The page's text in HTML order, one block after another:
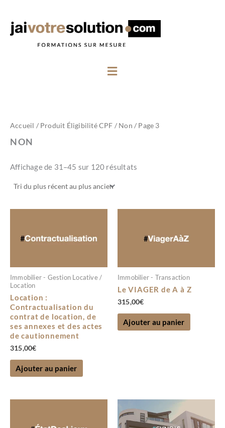
contenu
Menu
Accueil / Produit Éligibilité CPF / Non / Page 3
NON
Affichage de 31–45 sur 120 résultats
Trié
Immobilier - Gestion Locative /
Location
Location :
Contractualisation du
contrat de location, de
ses annexes et des actes
de cautionnement
315,00€
Ajouter au panier
Immobilier - Transaction
Le VIAGER de A à Z
315,00€
Ajouter au panier